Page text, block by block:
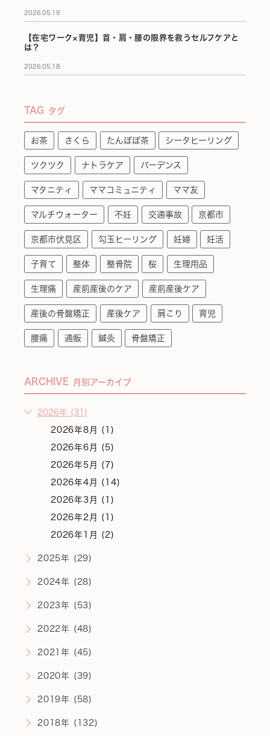
2026.05.19
【在宅ワーク×育児】首・肩・腰の限界を救うセルフケアと
は？
2026.05.18
TAG タグ
お茶 さくら たんぽぽ茶 シータヒーリング
ツクツク ナトラケア バーデンス
マタニティ ママコミュニティ ママ友
マルチウォーター 不妊 交通事故 京都市
京都市伏見区 勾玉ヒーリング 妊婦 妊活
子育て 整体 整骨院 桜 生理用品
生理痛 産前産後のケア 産前産後ケア
産後の骨盤矯正 産後ケア 肩こり 育児
腰痛 通販 鍼灸 骨盤矯正
ARCHIVE 月別アーカイブ
2026年 (31)
2026年8月 (1)
2026年6月 (5)
2026年5月 (7)
2026年4月 (14)
2026年3月 (1)
2026年2月 (1)
2026年1月 (2)
2025年 (29)
2024年 (28)
2023年 (53)
2022年 (48)
2021年 (45)
2020年 (39)
2019年 (58)
2018年 (132)